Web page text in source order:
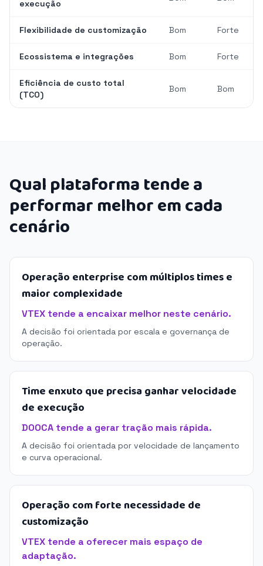
execução
Flexibilidade de customização Bom Forte
Ecossistema e integrações Bom Forte
Eficiência de custo total
(TCO)
Bom Bom
Qual plataforma tende a
performar melhor em cada
cenário
Operação enterprise com múltiplos times e
maior complexidade
VTEX tende a encaixar melhor neste cenário.
A decisão foi orientada por escala e governança de
operação.
Time enxuto que precisa ganhar velocidade
de execução
DOOCA tende a gerar tração mais rápida.
A decisão foi orientada por velocidade de lançamento
e curva operacional.
Operação com forte necessidade de
customização
VTEX tende a oferecer mais espaço de
adaptação.